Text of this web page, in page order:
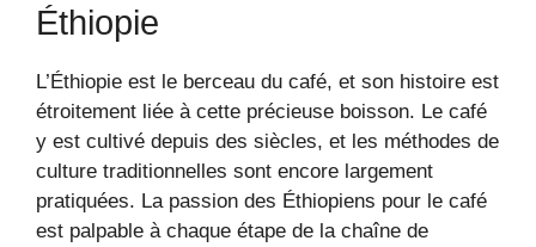
Éthiopie
L’Éthiopie est le berceau du café, et son histoire est
étroitement liée à cette précieuse boisson. Le café
y est cultivé depuis des siècles, et les méthodes de
culture traditionnelles sont encore largement
pratiquées. La passion des Éthiopiens pour le café
est palpable à chaque étape de la chaîne de